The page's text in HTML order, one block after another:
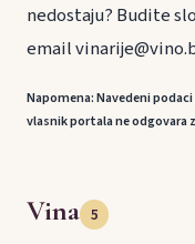
nedostaju? Budite
email
Napomena: Navedeni
vlasnik portala ne
Vina 5